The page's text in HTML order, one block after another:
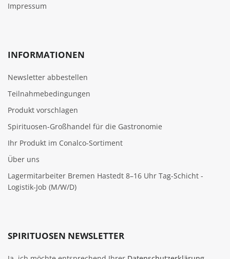
Impressum
INFORMATIONEN
Newsletter abbestellen
Teilnahmebedingungen
Produkt vorschlagen
Spirituosen-Großhandel für die Gastronomie
Ihr Produkt im Conalco-Sortiment
Über uns
Lagermitarbeiter Bremen Hastedt 8–16 Uhr Tag-Schicht -
Logistik-Job (M/W/D)
SPIRITUOSEN NEWSLETTER